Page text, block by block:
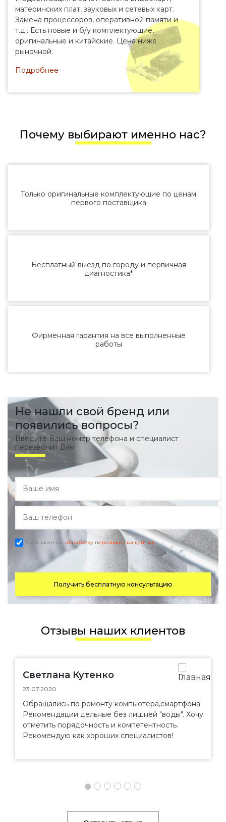
материнских плат, звуковых и сетевых карт.
Замена процессоров, оперативной памяти и
т.д.. Есть новые и б/у комплектующие,
оригинальные и китайские. Цена ниже
рыночной.
Подробнее
Почему выбирают именно нас?
Только оригинальные комплектующие по ценам
первого поставщика
Бесплатный выезд по городу и первичная
диагностика*
Фирменная гарантия на все выполненные
работы
Не нашли свой бренд или
появились вопросы?
Введите Ваш номер телефона и специалист
перезвонит Вам
Я согласен на обработку персональных данных
Получить бесплатную консультацию
Отзывы наших клиентов
Светлана Кутенко
23.07.2020
Обращались по ремонту компьютера,смартфона.
Рекомендации дельные без лишней "воды". Хочу
отметить порядочность и компетентность.
Рекомендую как хороших специалистов!